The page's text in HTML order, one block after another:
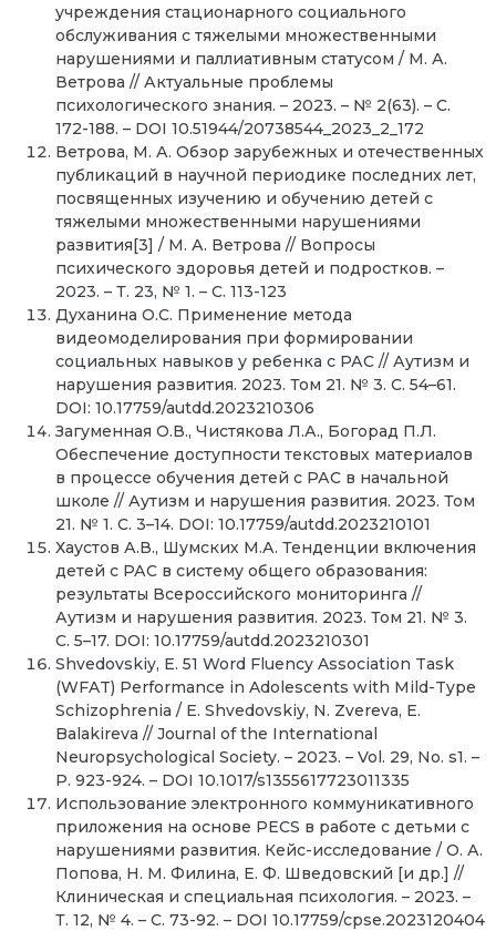
учреждения стационарного социального
обслуживания с тяжелыми множественными
нарушениями и паллиативным статусом / М. А.
Ветрова // Актуальные проблемы
психологического знания. – 2023. – № 2(63). – С.
172-188. – DOI 10.51944/20738544_2023_2_172
Ветрова, М. А. Обзор зарубежных и отечественных
публикаций в научной периодике последних лет,
посвященных изучению и обучению детей с
тяжелыми множественными нарушениями
развития[3] / М. А. Ветрова // Вопросы
психического здоровья детей и подростков. –
2023. – Т. 23, № 1. – С. 113-123
Духанина О.С. Применение метода
видеомоделирования при формировании
социальных навыков у ребенка с РАС // Аутизм и
нарушения развития. 2023. Том 21. № 3. С. 54–61.
DOI: 10.17759/autdd.2023210306
Загуменная О.В., Чистякова Л.А., Богорад П.Л.
Обеспечение доступности текстовых материалов
в процессе обучения детей с РАС в начальной
школе // Аутизм и нарушения развития. 2023. Том
21. № 1. С. 3–14. DOI: 10.17759/autdd.2023210101
Хаустов А.В., Шумских М.А. Тенденции включения
детей с РАС в систему общего образования:
результаты Всероссийского мониторинга //
Аутизм и нарушения развития. 2023. Том 21. № 3.
С. 5–17. DOI: 10.17759/autdd.2023210301
Shvedovskiy, E. 51 Word Fluency Association Task
(WFAT) Performance in Adolescents with Mild-Type
Schizophrenia / E. Shvedovskiy, N. Zvereva, E.
Balakireva // Journal of the International
Neuropsychological Society. – 2023. – Vol. 29, No. s1. –
P. 923-924. – DOI 10.1017/s1355617723011335
Использование электронного коммуникативного
приложения на основе PECS в работе с детьми с
нарушениями развития. Кейс-исследование / О. А.
Попова, Н. М. Филина, Е. Ф. Шведовский [и др.] //
Клиническая и специальная психология. – 2023. –
Т. 12, № 4. – С. 73-92. – DOI 10.17759/cpse.2023120404